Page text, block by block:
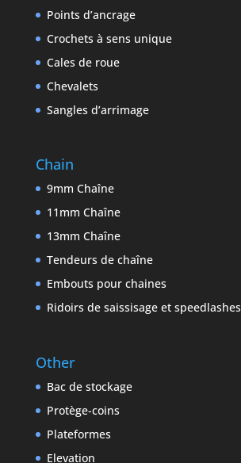
Points d’ancrage
Crochets à sens unique
Cales de roue
Chevalets
Sangles d’arrimage
Chain
9mm Chaîne
11mm Chaîne
13mm Chaîne
Tendeurs de chaîne
Embouts pour chaines
Ridoirs de saissisage et speedlashes
Other
Bac de stockage
Protège-coins
Plateformes
Elevation